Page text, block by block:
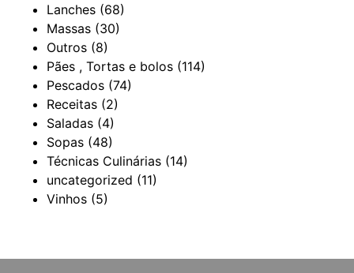
Lanches (68)
Massas (30)
Outros (8)
Pães , Tortas e bolos (114)
Pescados (74)
Receitas (2)
Saladas (4)
Sopas (48)
Técnicas Culinárias (14)
uncategorized (11)
Vinhos (5)